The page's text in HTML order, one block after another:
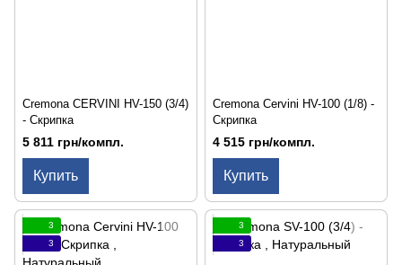
Cremona CERVINI HV-150 (3/4)
- Скрипка
5 811 грн/компл.
Купить
Cremona Cervini HV-100 (1/8) -
Скрипка
4 515 грн/компл.
Купить
3
3
3
3